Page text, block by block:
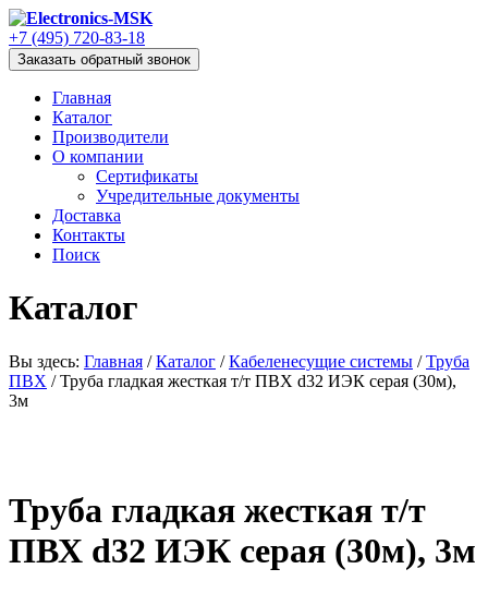
+7 (495) 720-83-18
Заказать обратный звонок
Главная
Каталог
Производители
О компании
Сертификаты
Учредительные документы
Доставка
Контакты
Поиск
Каталог
Вы здесь: Главная / Каталог / Кабеленесущие системы / Труба
ПВХ / Труба гладкая жесткая т/т ПВХ d32 ИЭК серая (30м),
3м
Труба гладкая жесткая т/т
ПВХ d32 ИЭК серая (30м), 3м